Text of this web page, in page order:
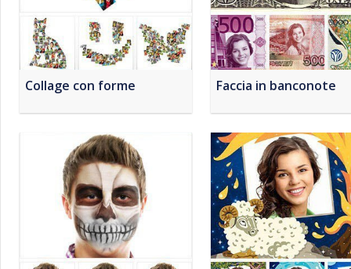
Collage con forme Faccia in banconote